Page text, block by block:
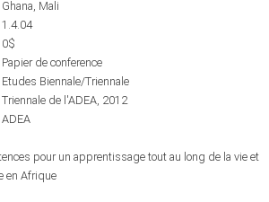
Ghana Mali
1.4.04
0$
Papier de conference
Etudes Biennale/Triennale
Triennale de l'ADEA, 2012
ADEA
pour un apprentissage tout au long de la vie et
en Afrique